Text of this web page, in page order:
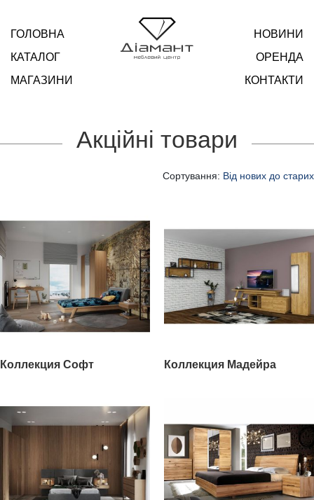
ГОЛОВНА
КАТАЛОГ
МАГАЗИНИ
НОВИНИ
ОРЕНДА
КОНТАКТИ
Акційні товари
Сортування: Від нових до старих
Коллекция Софт Коллекция Мадейра